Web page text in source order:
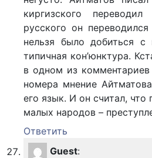
киргизского
русского он
нельзя было добиться с
типичная кон’юнктура.
в одном из
номера мнение
его язык. И он считал, что
малых народов –
Ответить
Guest: